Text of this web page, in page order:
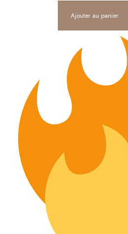
Ajouter au panier
Lorem ipsum dolor sit amet,
risus imperdiet, gravida justo eu.